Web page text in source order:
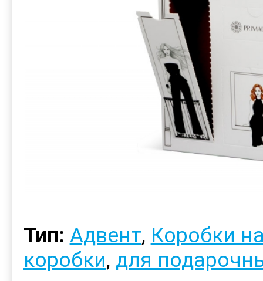
Тип: Адвент, Коробки
коробки, для